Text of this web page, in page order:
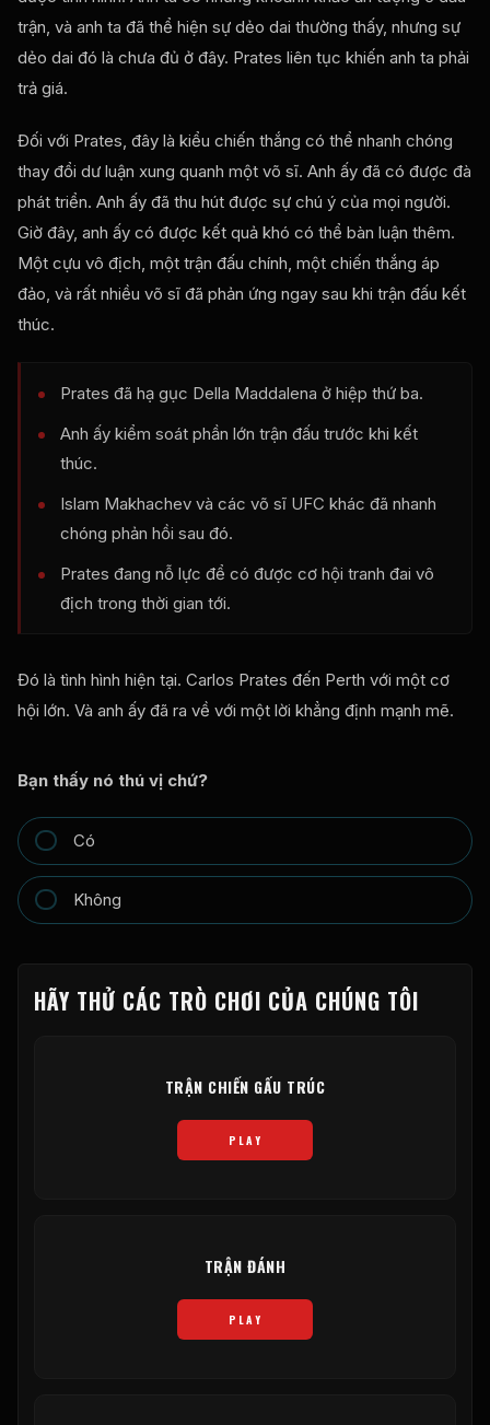
trận, và anh ta đã thể hiện sự dẻo dai thường thấy, nhưng sự
dẻo dai đó là chưa đủ ở đây. Prates liên tục khiến anh ta phải
trả giá.
Đối với Prates, đây là kiểu chiến thắng có thể nhanh chóng
thay đổi dư luận xung quanh một võ sĩ. Anh ấy đã có được đà
phát triển. Anh ấy đã thu hút được sự chú ý của mọi người.
Giờ đây, anh ấy có được kết quả khó có thể bàn luận thêm.
Một cựu vô địch, một trận đấu chính, một chiến thắng áp
đảo, và rất nhiều võ sĩ đã phản ứng ngay sau khi trận đấu kết
thúc.
Prates đã hạ gục Della Maddalena ở hiệp thứ ba.
Anh ấy kiểm soát phần lớn trận đấu trước khi kết
thúc.
Islam Makhachev và các võ sĩ UFC khác đã nhanh
chóng phản hồi sau đó.
Prates đang nỗ lực để có được cơ hội tranh đai vô
địch trong thời gian tới.
Đó là tình hình hiện tại. Carlos Prates đến Perth với một cơ
hội lớn. Và anh ấy đã ra về với một lời khẳng định mạnh mẽ.
Bạn thấy nó thú vị chứ?
Có
Không
HÃY THỬ CÁC TRÒ CHƠI CỦA CHÚNG TÔI
TRẬN CHIẾN GẤU TRÚC
PLAY
TRẬN ĐÁNH
PLAY